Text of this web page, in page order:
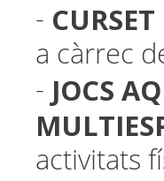
-
a càrrec
- JOCS
activitats